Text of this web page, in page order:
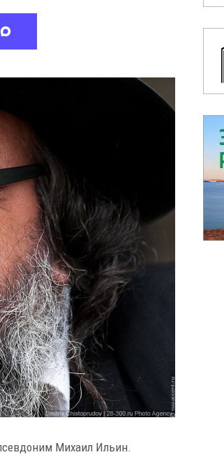
Михаил Ильин.